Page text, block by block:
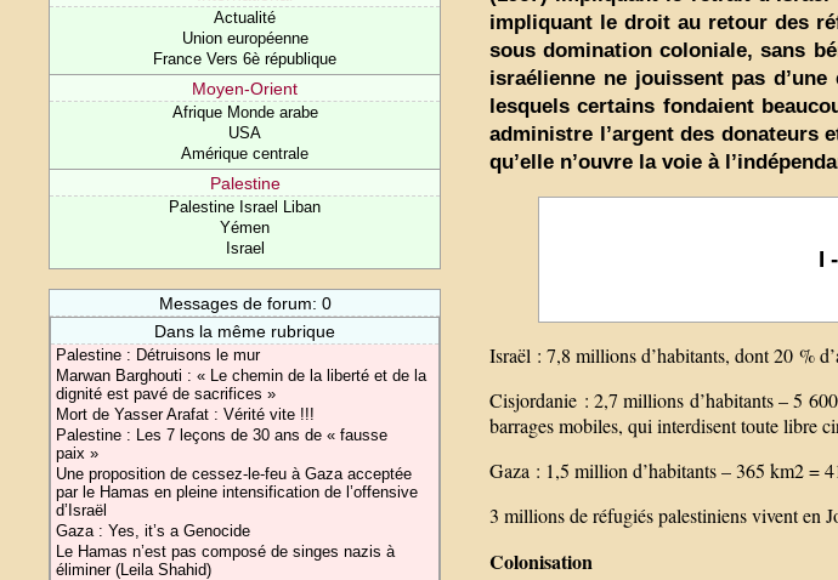
Actualité
Union européenne
France Vers 6è république
Moyen-Orient
Afrique Monde arabe
USA
Amérique centrale
Palestine
Palestine Israel Liban
Yémen
Israel
Messages de forum: 0
Dans la même rubrique
Palestine : Détruisons le mur
Marwan Barghouti : « Le chemin de la liberté et de la
dignité est pavé de sacrifices »
Mort de Yasser Arafat : Vérité vite !!!
Palestine : Les 7 leçons de 30 ans de « fausse
paix »
Une proposition de cessez-le-feu à Gaza acceptée
par le Hamas en pleine intensification de l’offensive
d’Israël
Gaza : Yes, it’s a Genocide
Le Hamas n’est pas composé de singes nazis à
éliminer (Leila Shahid)
impliquant le droit au retour des
sous domination coloniale, sans
israélienne ne jouissent pas
lesquels certains fondaient
administre l’argent des donateurs
qu’elle n’ouvre la voie à
I
Israël : 7,8 millions d’habitants, dont 20 %
Cisjordanie : 2,7 millions d’habitants – 5
barrages mobiles, qui interdisent toute libre
Gaza : 1,5 million d’habitants – 365 km2 =
3 millions de réfugiés palestiniens vivent en
Colonisation